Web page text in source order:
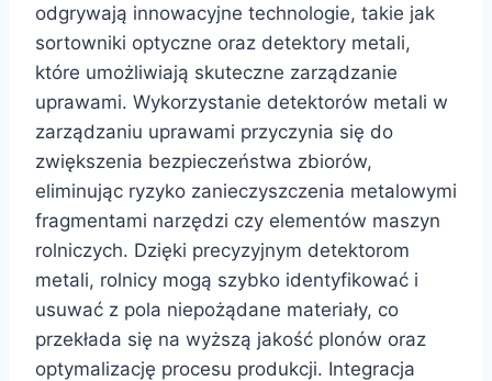
odgrywają innowacyjne technologie, takie jak
sortowniki optyczne oraz detektory metali,
które umożliwiają skuteczne zarządzanie
uprawami. Wykorzystanie detektorów metali w
zarządzaniu uprawami przyczynia się do
zwiększenia bezpieczeństwa zbiorów,
eliminując ryzyko zanieczyszczenia metalowymi
fragmentami narzędzi czy elementów maszyn
rolniczych. Dzięki precyzyjnym detektorom
metali, rolnicy mogą szybko identyfikować i
usuwać z pola niepożądane materiały, co
przekłada się na wyższą jakość plonów oraz
optymalizację procesu produkcji. Integracja